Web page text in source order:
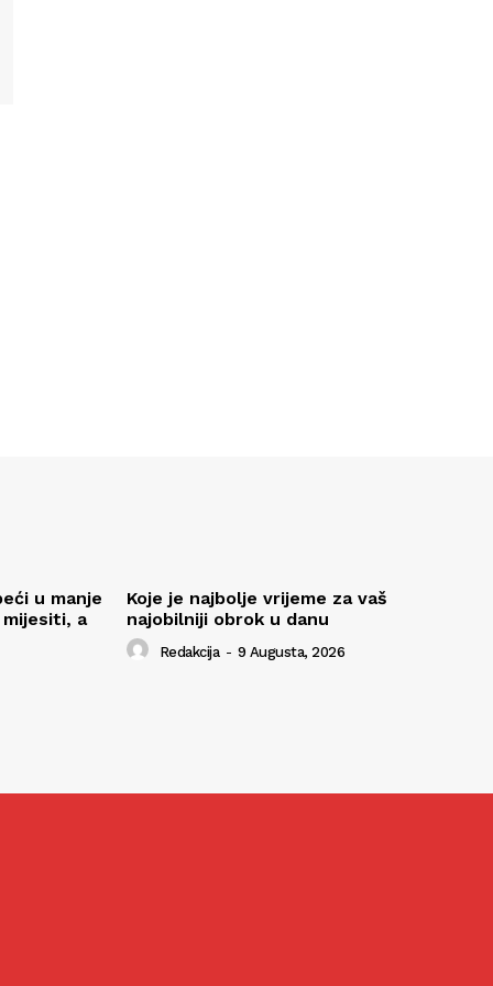
u manje
a
Koje je najbolje vrijeme za vaš
najobilniji obrok u danu
Redakcija - 9 Augusta, 2026